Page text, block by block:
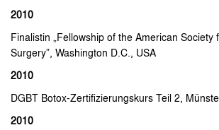
2010
Finalistin „Fellowship of the American Society
Surgery”, Washington D.C., USA
2010
DGBT Botox-Zertifizierungskurs Teil 2,
2010